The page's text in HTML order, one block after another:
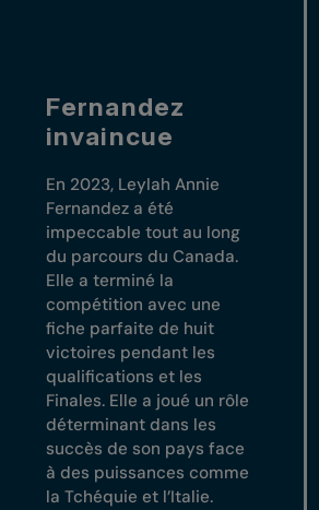
Fernandez
invaincue
En 2023, Leylah Annie
Fernandez a été
impeccable tout au long
du parcours du Canada.
Elle a terminé la
compétition avec une
fiche parfaite de huit
victoires pendant les
qualifications et les
Finales. Elle a joué un rôle
déterminant dans les
succès de son pays face
à des puissances comme
la Tchéquie et l’Italie.​